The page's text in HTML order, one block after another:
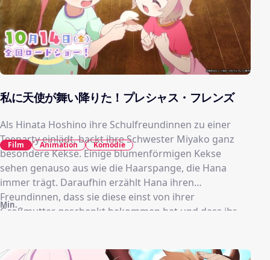
私に天使が舞い降りた！プレシャス・フレンズ
Als Hinata Hoshino ihre Schulfreundinnen zu einer
Teeparty einlädt, backt ihre Schwester Miyako ganz
besondere Kekse. Einige blumenförmigen Kekse
sehen genauso aus wie die Haarspange, die Hana
immer trägt. Daraufhin erzählt Hana ihren
Freundinnen, dass sie diese einst von ihrer
Großmutter geschenkt bekommen hat und dass ihr
machen und gemeinsam Hanas Großmutter zu
Min.
Film Animation Komödie